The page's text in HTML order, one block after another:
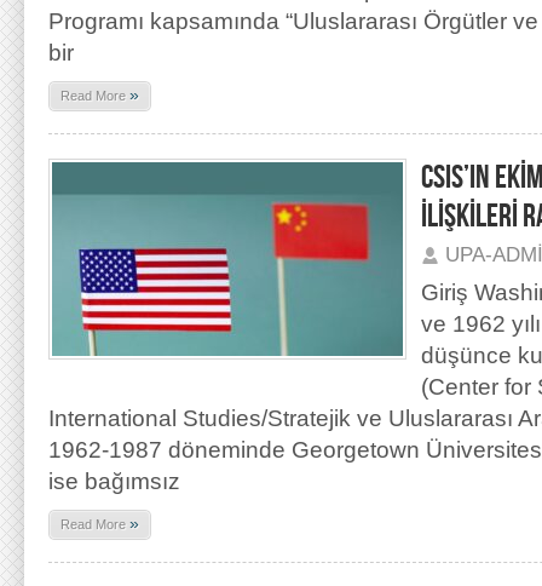
Programı kapsamında “Uluslararası Örgütler
bir
Read More »
CSIS’IN
İLİŞKİLERİ
UPA-
Giriş
ve 1962
düşünce
(Center for
International Studies/Stratejik ve Uluslararası
1962-1987 döneminde Georgetown
ise bağımsız
Read More »